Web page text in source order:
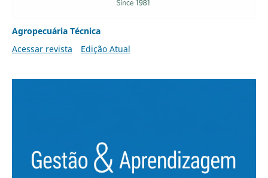
Agropecuária Técnica
Acessar revista
Edição Atual